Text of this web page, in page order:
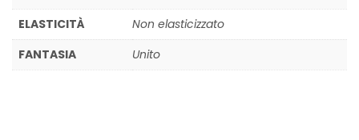
ELASTICITÀ
Non elasticizzato
FANTASIA
Unito